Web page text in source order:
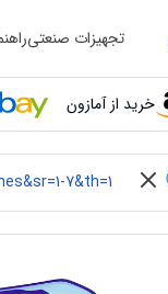
تجهیزات صنعتی
خرید از آمازون